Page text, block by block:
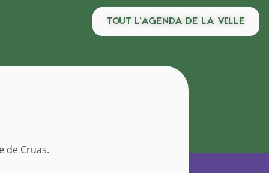
TOUT L'AGENDA DE LA VILLE
de Cruas.